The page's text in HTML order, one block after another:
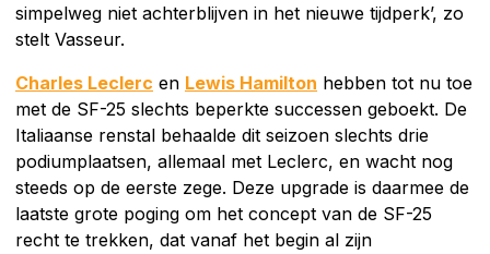
simpelweg niet achterblijven in het nieuwe tijdperk’, zo
stelt Vasseur.
Charles Leclerc en Lewis Hamilton hebben tot nu toe
met de SF-25 slechts beperkte successen geboekt. De
Italiaanse renstal behaalde dit seizoen slechts drie
podiumplaatsen, allemaal met Leclerc, en wacht nog
steeds op de eerste zege. Deze upgrade is daarmee de
laatste grote poging om het concept van de SF-25
recht te trekken, dat vanaf het begin al zijn